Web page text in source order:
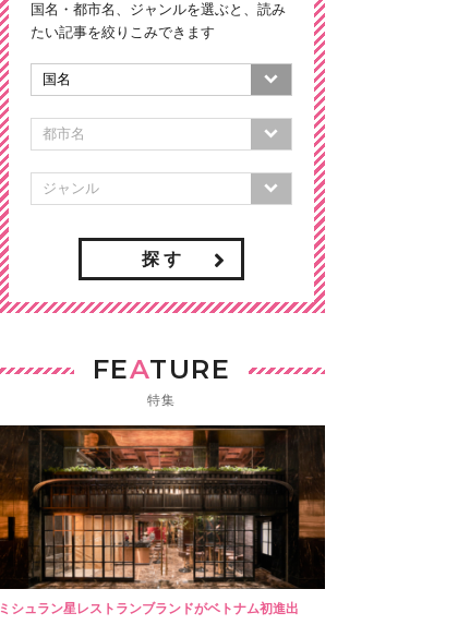
国名・都市名、ジャンルを選ぶと、読み
たい記事を絞りこみできます
探 す
FEATURE
特集
ミシュラン星レストランブランドがベトナム初進出